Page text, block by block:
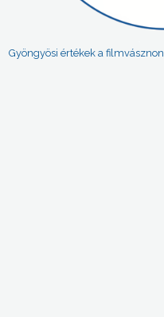
Gyöngyösi értékek a filmvásznon